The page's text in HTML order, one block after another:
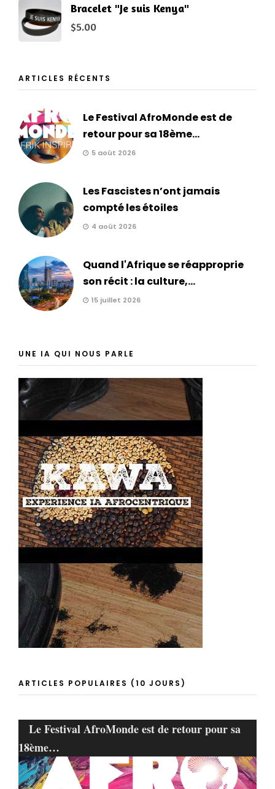
Bracelet "Je suis Kenya"
$5.00
ARTICLES RÉCENTS
Le Festival AfroMonde est de
retour pour sa 18ème...
5 août 2026
Les Fascistes n’ont jamais
compté les étoiles
4 août 2026
Quand l'Afrique se réapproprie
son récit : la culture,...
15 juillet 2026
UNE IA QUI NOUS PARLE
ARTICLES POPULAIRES (10 JOURS)
Le Festival AfroMonde est de retour pour sa
18ème…